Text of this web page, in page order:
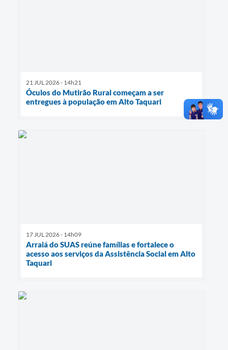
21 JUL 2026 - 14h21
Óculos do Mutirão Rural começam a ser
entregues à população em Alto Taquari
17 JUL 2026 - 14h09
Arraiá do SUAS reúne famílias e fortalece o
acesso aos serviços da Assistência Social em Alto
Taquari